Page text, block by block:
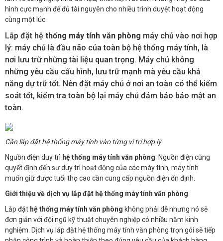
hình cực mạnh để đủ tài nguyên cho nhiều trình duyệt hoạt động
cùng một lúc.
Lắp đặt hệ thống máy tính văn phòng máy chủ vào nơi hợp
lý: máy chủ là đầu não của toàn bộ hệ thống máy tính, là
nơi lưu trữ những tài liệu quan trọng. Máy chủ không
những yêu cầu cấu hình, lưu trữ mạnh mà yêu cầu khả
năng dự trữ tốt. Nên đặt máy chủ ở nơi an toàn có thể kiểm
soát tốt, kiểm tra toàn bộ lại máy chủ đảm bảo bảo mật an
toàn.
Cần lắp đặt hệ thống máy tính vào từng vị trí hợp lý
Nguồn điện duy trì hệ thống máy tính văn phòng: Nguồn điện cũng
quyết định đến sự duy trì hoạt động của các máy tính, máy tính
muốn giữ được tuổi thọ cao cần cung cấp nguồn điện ổn định.
Giới thiệu về dịch vụ lắp đặt hệ thống máy tính văn phòng
Lắp đặt hệ thống máy tính văn phòng không phải dễ nhưng nó sẽ
đơn giản với đội ngũ kỹ thuật chuyên nghiệp có nhiều năm kinh
nghiệm. Dịch vụ lắp đặt hệ thống máy tính văn phòng trọn gói sẽ tiếp